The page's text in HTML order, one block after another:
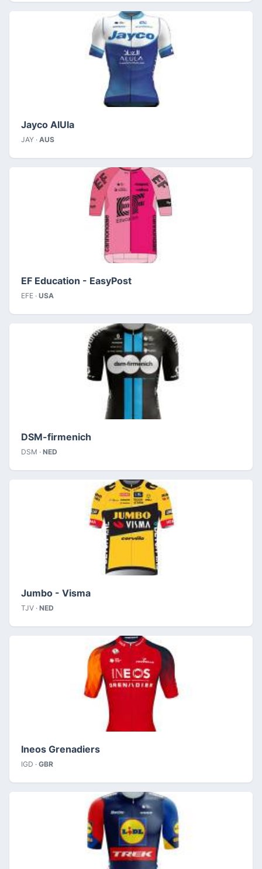
Jayco AlUla
JAY · AUS
EF Education - EasyPost
EFE · USA
DSM-firmenich
DSM · NED
Jumbo - Visma
TJV · NED
Ineos Grenadiers
IGD · GBR